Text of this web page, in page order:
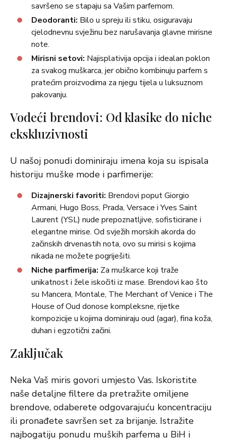
savršeno se stapaju sa Vašim parfemom.
Deodoranti: Bilo u spreju ili stiku, osiguravaju
cjelodnevnu svježinu bez narušavanja glavne mirisne
note.
Mirisni setovi: Najisplativija opcija i idealan poklon
za svakog muškarca, jer obično kombinuju parfem s
pratećim proizvodima za njegu tijela u luksuznom
pakovanju.
Vodeći brendovi: Od klasike do niche
ekskluzivnosti
U našoj ponudi dominiraju imena koja su ispisala
historiju muške mode i parfimerije:
Dizajnerski favoriti: Brendovi poput Giorgio
Armani, Hugo Boss, Prada, Versace i Yves Saint
Laurent (YSL) nude prepoznatljive, sofisticirane i
elegantne mirise. Od svježih morskih akorda do
začinskih drvenastih nota, ovo su mirisi s kojima
nikada ne možete pogriješiti.
Niche parfimerija: Za muškarce koji traže
unikatnost i žele iskočiti iz mase. Brendovi kao što
su Mancera, Montale, The Merchant of Venice i The
House of Oud donose kompleksne, rijetke
kompozicije u kojima dominiraju oud (agar), fina koža,
duhan i egzotični začini.
Zaključak
Neka Vaš miris govori umjesto Vas. Iskoristite
naše detaljne filtere da pretražite omiljene
brendove, odaberete odgovarajuću koncentraciju
ili pronađete savršen set za brijanje. Istražite
najbogatiju ponudu muških parfema u BiH i